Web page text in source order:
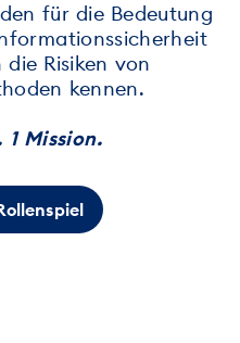
für die Bedeutung
Risiken von
kennen.
1 Mission.